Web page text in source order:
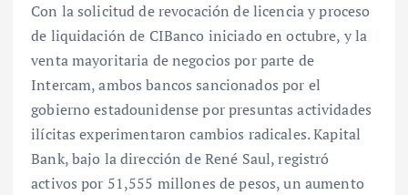
Con la solicitud de revocación de licencia y proceso
de liquidación de CIBanco iniciado en octubre, y la
venta mayoritaria de negocios por parte de
Intercam, ambos bancos sancionados por el
gobierno estadounidense por presuntas actividades
ilícitas experimentaron cambios radicales. Kapital
Bank, bajo la dirección de René Saul, registró
activos por 51,555 millones de pesos, un aumento